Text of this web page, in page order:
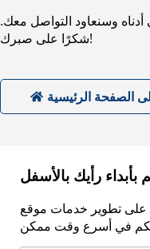
وسنعاود التواصل معك.
شكرًا على صبرك!
الصفحة الرئيسية
بأبداء رأيك بالأسفل
على تطوير خدمات موقع